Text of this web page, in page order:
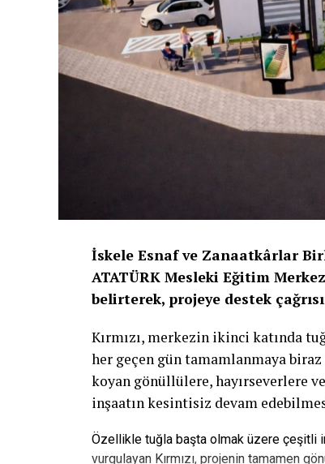
İskele Esnaf ve Zanaatkârlar
ATATÜRK Mesleki Eğitim
belirterek, projeye destek
Kırmızı, merkezin ikinci katında
her geçen gün tamamlanmaya
koyan gönüllülere, hayırseverlere
inşaatın kesintisiz devam
Özellikle tuğla başta olmak üzere çeşitli
vurgulayan Kırmızı, projenin tamamen